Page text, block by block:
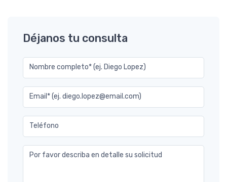
Déjanos tu consulta
Nombre completo* (ej. Diego Lopez)
Email* (ej. diego.lopez@email.com)
Teléfono
Por favor describa en detalle su solicitud